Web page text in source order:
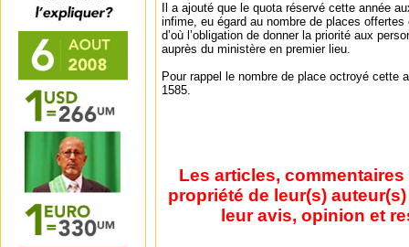
Il a ajouté que le quota réservé cette année
infime, eu égard au nombre de places
d’où l’obligation de donner la priorité aux
auprès du ministère en premier lieu.
Pour rappel le nombre de place octroyé cette
1585.
Les articles,
propriété de leur(s)
leur avis, opinion et